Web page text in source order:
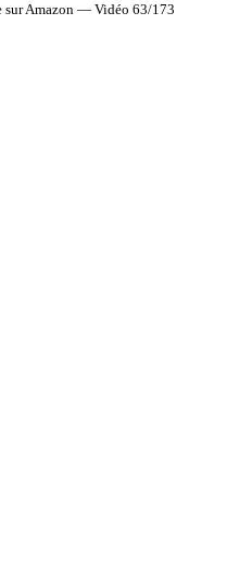
sur Amazon — Vidéo 63/173